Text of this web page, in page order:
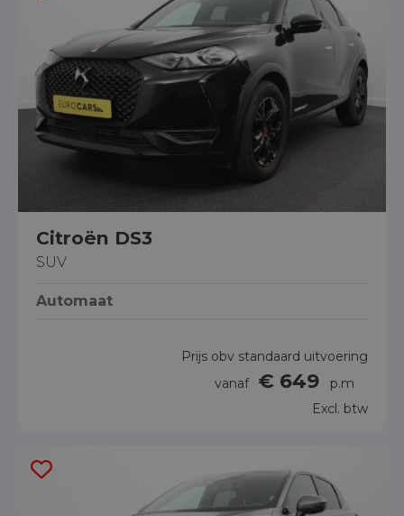
Citroën DS3
SUV
Automaat
Prijs obv standaard uitvoering
vanaf € 649
p.m
Excl. btw